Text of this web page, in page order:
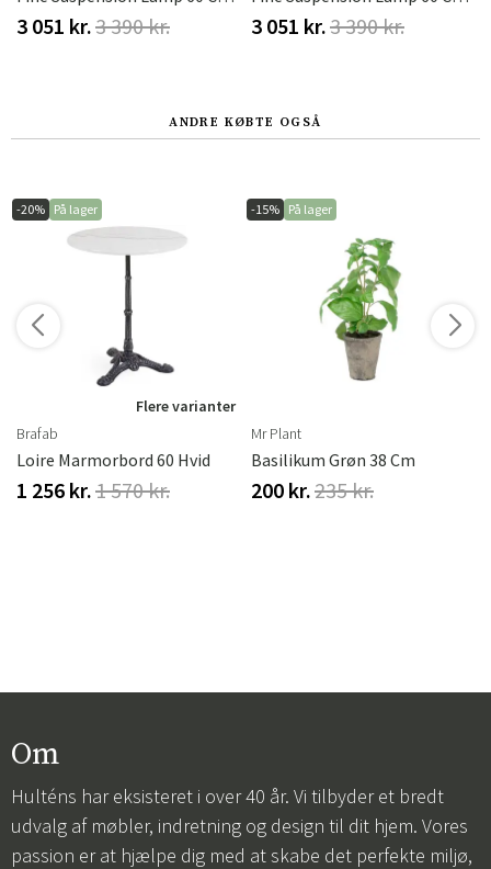
3 051 kr.3 390 kr. 3 051 kr.3 390 kr.
ANDRE KØBTE OGSÅ
-20% På lager
Flere varianter
Brafab
Loire Marmorbord 60 Hvid
1 256 kr.1 570 kr.
-15% På lager
Mr Plant
Basilikum Grøn 38 Cm
200 kr.235 kr.
Om
Hulténs har eksisteret i over 40 år. Vi tilbyder et bredt
udvalg af møbler, indretning og design til dit hjem. Vores
passion er at hjælpe dig med at skabe det perfekte miljø,